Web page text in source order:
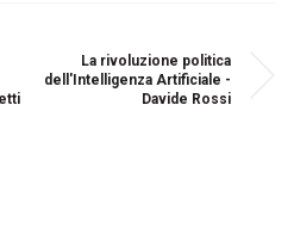
La rivoluzione politica
dell'Intelligenza Artificiale -
Davide Rossi